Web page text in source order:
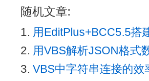
随机文章:
用EditPlus+BCC5.5搭
用VBS解析JSON格式
VBS中字符串连接的效